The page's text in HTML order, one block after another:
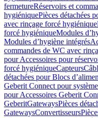
fermetureRéservoirs et
hygiéniquePièces détachées
avec rinçage forcé hygiénique
forcé hygiéniqueModules
Modules d’hygiène intégrés
commandes de WC avec
pour Accessoires pour
forcé hygiéniqueCapteurs
détachées pour Blocs
Geberit Connect pour
pour Accessoires Geberit
GeberitGatewaysPièces
GatewaysConvertisseurs